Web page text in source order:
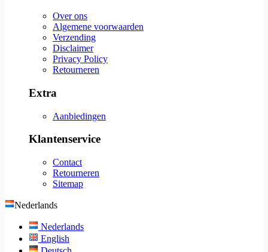
Over ons
Algemene voorwaarden
Verzending
Disclaimer
Privacy Policy
Retourneren
Extra
Aanbiedingen
Klantenservice
Contact
Retourneren
Sitemap
Nederlands
Nederlands
English